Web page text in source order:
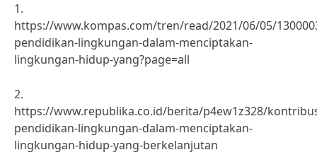
1.
https://www.kompas.com/tren/read/2021/06/05/
pendidikan-lingkungan-dalam-menciptakan-
lingkungan-hidup-yang?page=all
2.
https://www.republika.co.id/berita/p4ew1z328/
pendidikan-lingkungan-dalam-menciptakan-
lingkungan-hidup-yang-berkelanjutan